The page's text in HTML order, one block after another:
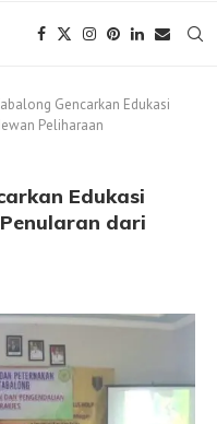
Gencarkan Edukasi
Peliharaan
Edukasi
dari